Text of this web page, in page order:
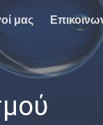
μας